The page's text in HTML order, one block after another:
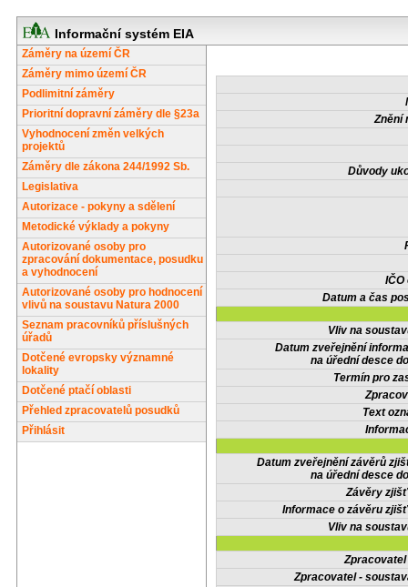
Informační systém EIA
Záměry na území ČR
Záměry mimo území ČR
Podlimitní záměry
Prioritní dopravní záměry dle §23a
Vyhodnocení změn velkých
projektů
Záměry dle zákona 244/1992 Sb.
Legislativa
Autorizace - pokyny a sdělení
Metodické výklady a pokyny
Autorizované osoby pro
zpracování dokumentace, posudku
a vyhodnocení
Autorizované osoby pro hodnocení
vlivů na soustavu Natura 2000
Seznam pracovníků příslušných
úřadů
Dotčené evropsky významné
lokality
Dotčené ptačí oblasti
Přehled zpracovatelů posudků
Přihlásit
Znění
Důvody
IČO
Datum a čas
Vliv na
Datum zveřejnění
na úřední desce
Termín pro
Text
Datum zveřejnění závěrů
na úřední desce
Závěry
Informace o závěru
Vliv na
Zpracovatel -